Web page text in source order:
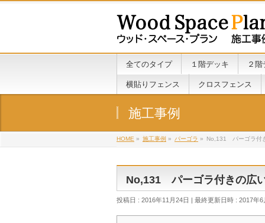
全てのタイプ １階デッキ ２
横貼りフェンス クロスフェンス
施工事例
HOME » 施工事例 » パーゴラ » No,131 パーゴラ付
No,131 パーゴラ付きの広
投稿日 : 2016年11月24日 最終更新日時 : 2017年6